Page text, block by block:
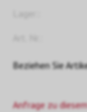
Beziehen Sie
Anfrage zu